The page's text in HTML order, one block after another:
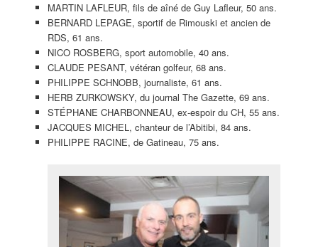
MARTIN LAFLEUR, fils de aîné de Guy Lafleur, 50 ans.
BERNARD LEPAGE, sportif de Rimouski et ancien de
RDS, 61 ans.
NICO ROSBERG, sport automobile, 40 ans.
CLAUDE PESANT, vétéran golfeur, 68 ans.
PHILIPPE SCHNOBB, journaliste, 61 ans.
HERB ZURKOWSKY, du journal The Gazette, 69 ans.
STÉPHANE CHARBONNEAU, ex-espoir du CH, 55 ans.
JACQUES MICHEL, chanteur de l’Abitibi, 84 ans.
PHILIPPE RACINE, de Gatineau, 75 ans.